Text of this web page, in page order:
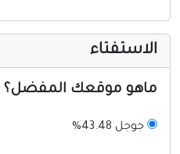
موقعك المفضل؟
جوجل 43.48%